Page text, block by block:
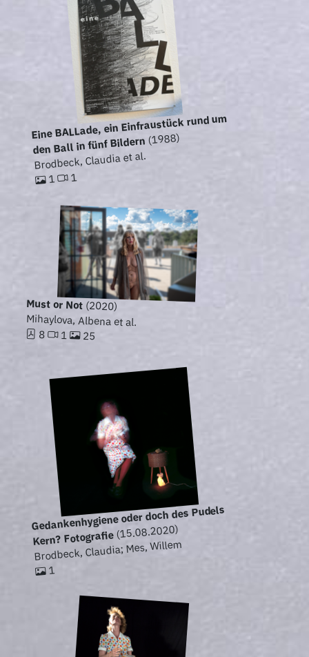
Eine BALLade, ein Einfraustück rund um
den Ball in fünf Bildern(1988)
Brodbeck, Claudia et al.
1 1
Must or Not (2020)
Mihaylova, Albena et al.
8 1 25
Gedankenhygiene oder doch des Pudels
Kern? Fotografie(15.08.2020)
Brodbeck, Claudia; Mes, Willem
1